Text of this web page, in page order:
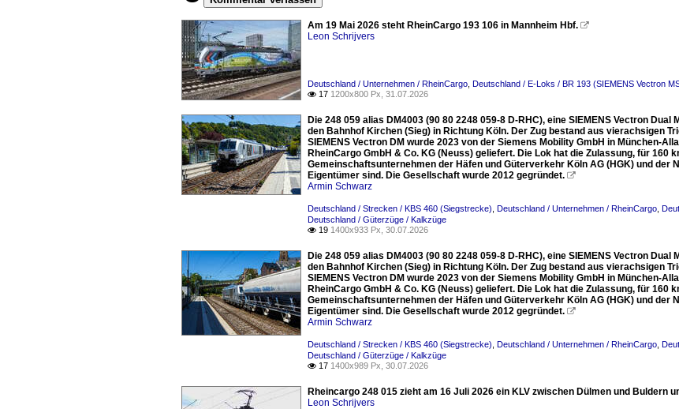
Am 19 Mai 2026 steht RheinCargo 193 106 in Mannheim Hbf. 
Leon Schrijvers
Deutschland / Unternehmen / RheinCargo Deutschland / E-Loks / BR 193 (SIEMENS Vectron
 17 1200x800 Px, 31.07.2026
Die 248 059 alias DM4003 (90 80 2248 059-8 D-RHC), eine SIEMENS Vectron
den Bahnhof Kirchen (Sieg) in Richtung Köln. Der Zug bestand aus vierachsigen
SIEMENS Vectron DM wurde 2023 von der Siemens Mobility GmbH in München-
RheinCargo GmbH & Co. KG (Neuss) geliefert. Die Lok hat die Zulassung, für 160
Gemeinschaftsunternehmen der Häfen und Güterverkehr Köln AG (HGK) und der
Eigentümer sind. Die Gesellschaft wurde 2012 gegründet. 
Armin Schwarz
Deutschland / Strecken / KBS 460 (Siegstrecke) Deutschland / Unternehmen / RheinCargo
Deutschland / Güterzüge / Kalkzüge
 19 1400x933 Px, 30.07.2026
Die 248 059 alias DM4003 (90 80 2248 059-8 D-RHC), eine SIEMENS Vectron
den Bahnhof Kirchen (Sieg) in Richtung Köln. Der Zug bestand aus vierachsigen
SIEMENS Vectron DM wurde 2023 von der Siemens Mobility GmbH in München-
RheinCargo GmbH & Co. KG (Neuss) geliefert. Die Lok hat die Zulassung, für 160
Gemeinschaftsunternehmen der Häfen und Güterverkehr Köln AG (HGK) und der
Eigentümer sind. Die Gesellschaft wurde 2012 gegründet. 
Armin Schwarz
Deutschland / Strecken / KBS 460 (Siegstrecke) Deutschland / Unternehmen / RheinCargo
Deutschland / Güterzüge / Kalkzüge
 17 1400x989 Px, 30.07.2026
Rheincargo 248 015 zieht am 16 Juli 2026 ein KLV zwischen Dülmen und Buldern
Leon Schrijvers